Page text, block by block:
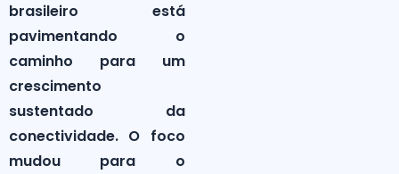
brasileiro está
pavimentando o
caminho para um
crescimento
sustentado da
conectividade. O foco
mudou para o